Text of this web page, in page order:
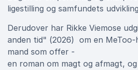
ligestilling og samfundets
Derudover har Rikke Viemose
anden tid" (2026) om en MeToo-
mand som offer -
en roman om magt og afmagt,